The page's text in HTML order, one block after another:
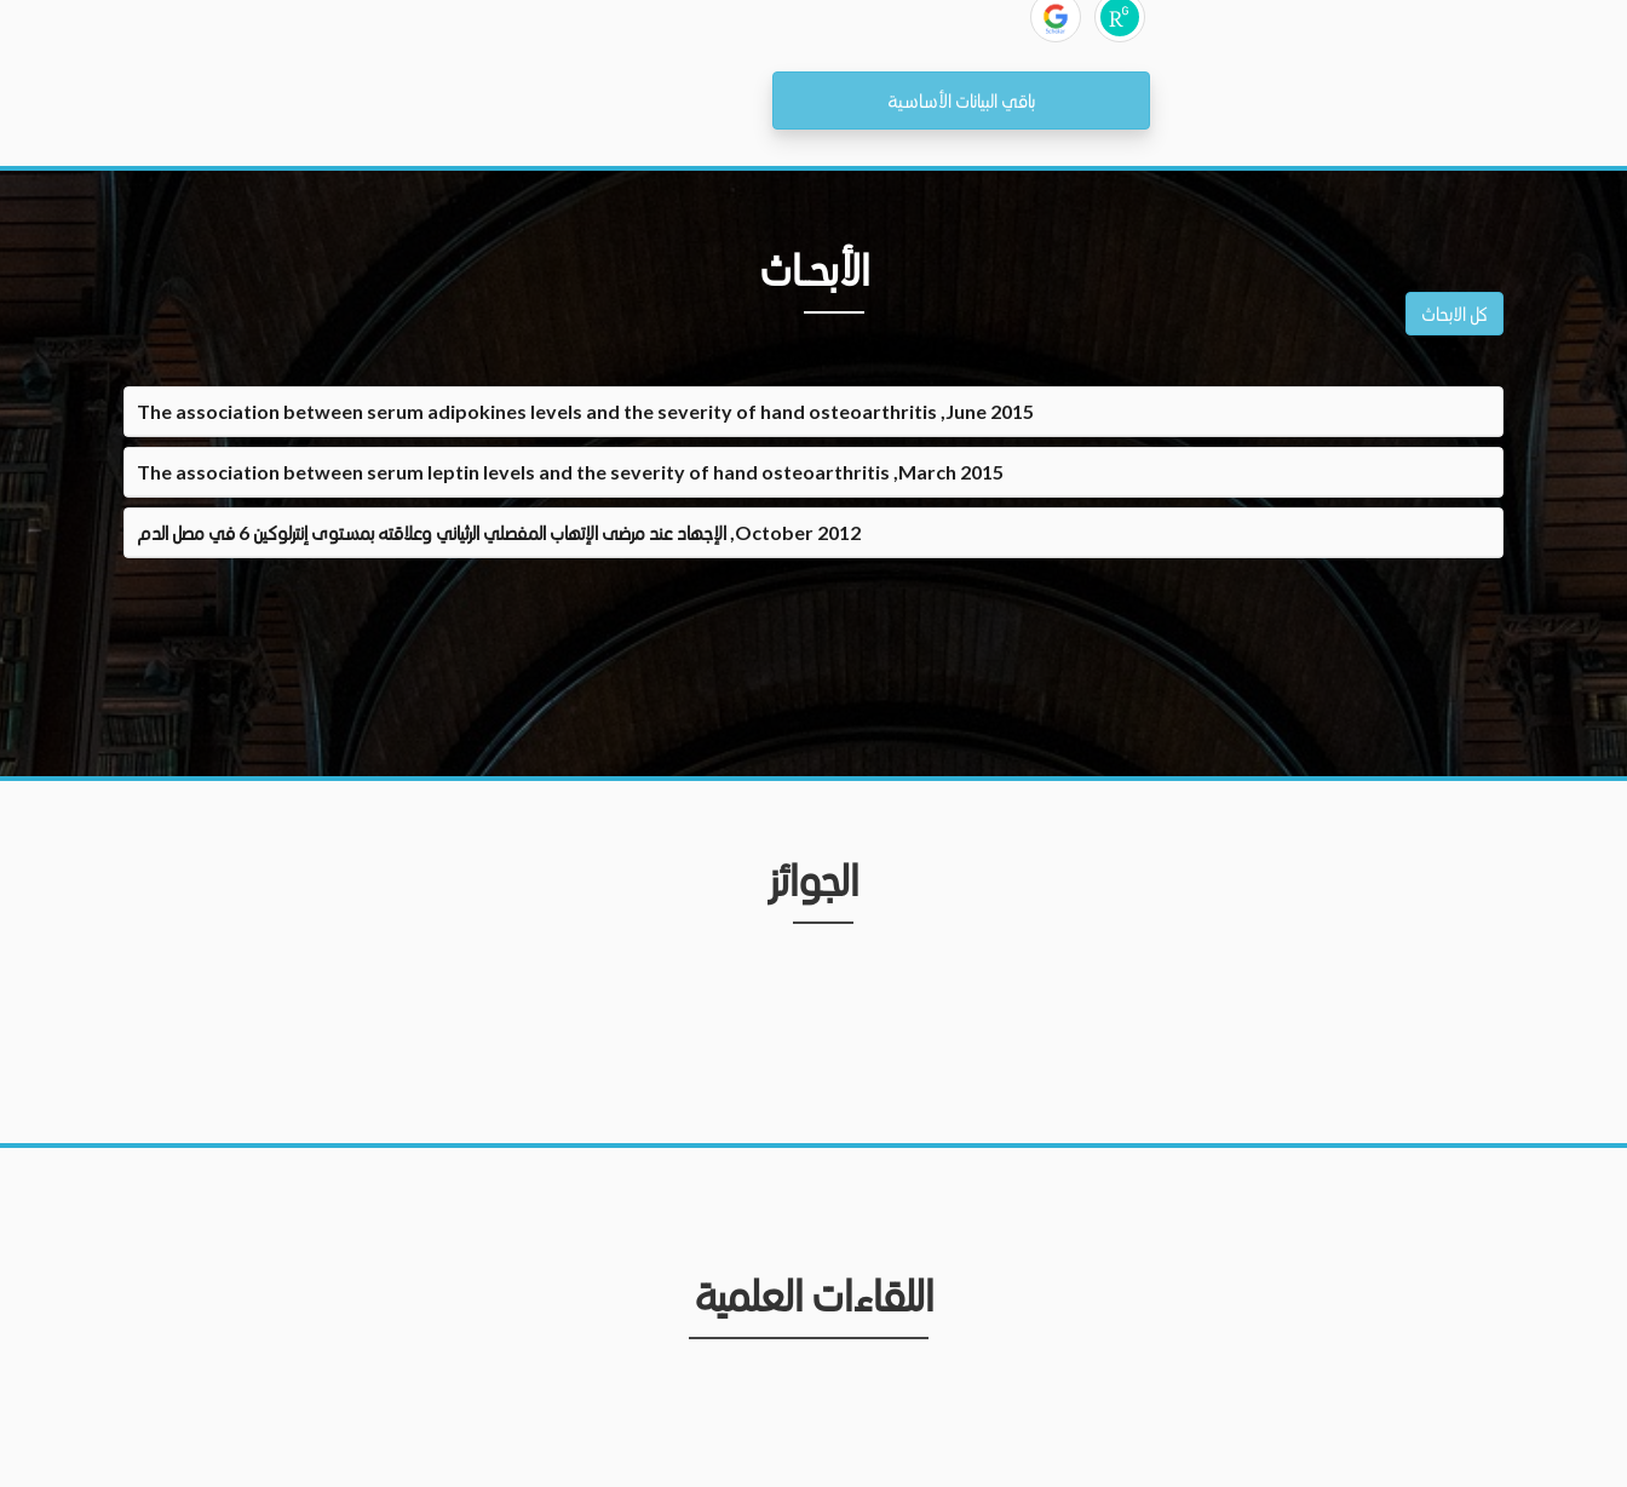
باقي البيانات الأساسية
الأبحــاث
كل الابحاث
The association between serum adipokines levels and the severity of hand osteoarthritis ,June 2015
The association between serum leptin levels and the severity of hand osteoarthritis ,March 2015
الإجهاد عند مرضى الإتهاب المفصلي الرثياني وعلاقته بمستوى إنترلوكين 6 في مصل الدم ,October 2012
الجوائز
اللقاءات العلمية